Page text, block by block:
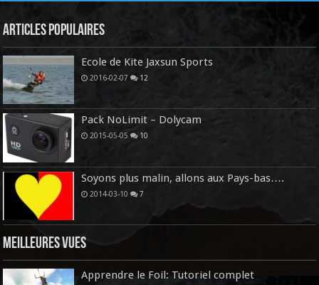
Articles Populaires
Ecole de Kite Jaxsun Sports
2016-02-07 12
Pack NoLimit – Dolycam
2015-05-05 10
Soyons plus malin, allons aux Pays-bas….
2014-03-10 7
Meilleures vues
Apprendre le Foil: Tutoriel complet